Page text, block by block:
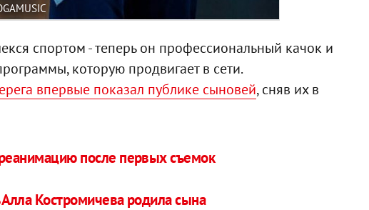
спортом - теперь он профессиональный качок и
которую продвигает в сети.
впервые показал публике сыновей, сняв их в
после первых съемок
Костромичева родила сына